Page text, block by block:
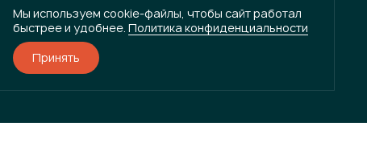
Мы используем cookie-файлы, чтобы сайт работал
быстрее и удобнее. Политика конфиденциальности
Принять